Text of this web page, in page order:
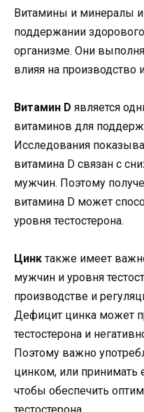
Витамины и минералы
поддержании
организме. Они
влияя на производство
Витамин D является
витаминов для
Исследования
витамина D связан с
мужчин. Поэтому
витамина D может
уровня тестостерона.
Цинк также имеет
мужчин и уровня
производстве и
Дефицит цинка может
тестостерона и
Поэтому важно
цинком, или
чтобы обеспечить